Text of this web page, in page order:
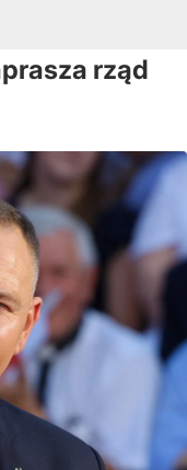
rząd